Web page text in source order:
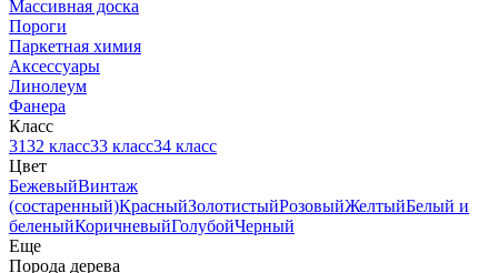
Массивная доска
Пороги
Паркетная химия
Аксессуары
Линолеум
Фанера
Класс
3132 класс33 класс34 класс
Цвет
БежевыйВинтаж
(состаренный)КрасныйЗолотистыйРозовыйЖелтыйБелый и
беленыйКоричневыйГолубойЧерный
Еще
Порода дерева